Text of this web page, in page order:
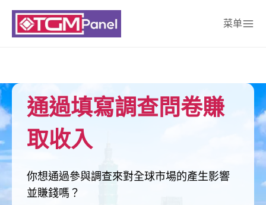
菜单
通過填寫調查問卷賺
取收入
你想通過參與調查來對全球市場的產生影響
並賺錢嗎？